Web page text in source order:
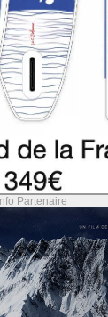
Partenaire